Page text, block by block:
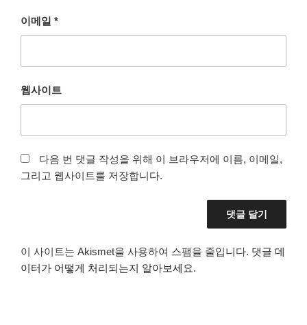
이메일 *
웹사이트
다음 번 댓글 작성을 위해 이 브라우저에 이름, 이메일,
그리고 웹사이트를 저장합니다.
이 사이트는 Akismet을 사용하여 스팸을 줄입니다. 댓글 데
이터가 어떻게 처리되는지 알아보세요.